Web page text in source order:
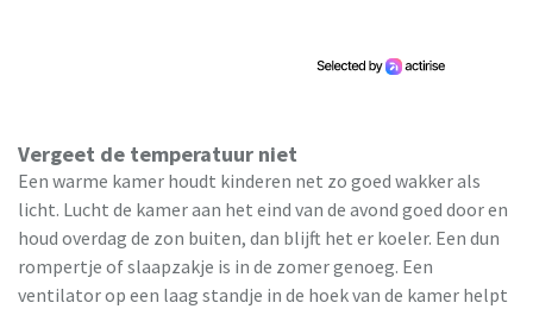
Vergeet de temperatuur niet
Een warme kamer houdt kinderen net zo goed wakker als
licht. Lucht de kamer aan het eind van de avond goed door en
houd overdag de zon buiten, dan blijft het er koeler. Een dun
rompertje of slaapzakje is in de zomer genoeg. Een
ventilator op een laag standje in de hoek van de kamer helpt